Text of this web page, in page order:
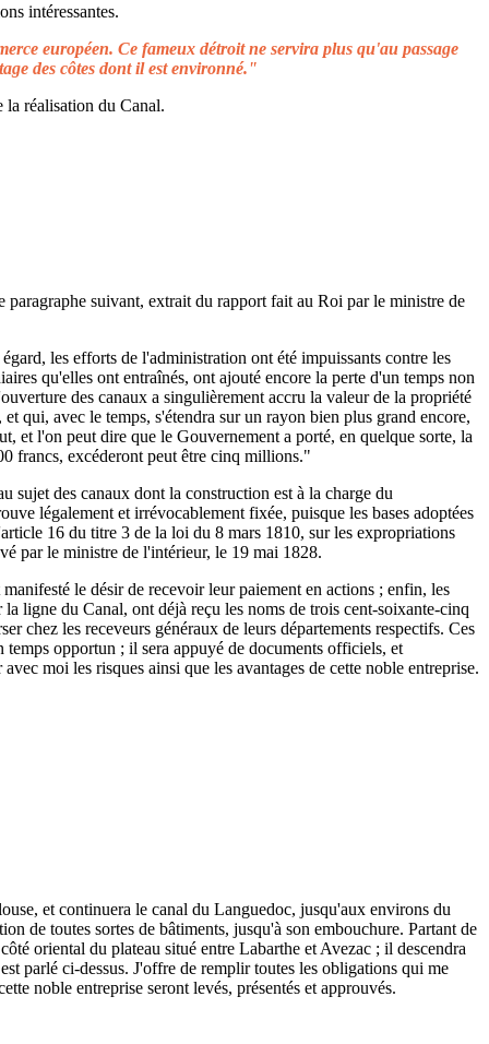
intéressantes.
européen. Ce fameux détroit ne servira plus qu'au passage
des côtes dont il est environné."
réalisation du Canal.
suivant, extrait du rapport fait au Roi par le ministre de
les efforts de l'administration ont été impuissants contre les
qu'elles ont entraînés, ont ajouté encore la perte d'un temps non
des canaux a singulièrement accru la valeur de la propriété
qui, avec le temps, s'étendra sur un rayon bien plus grand encore,
et l'on peut dire que le Gouvernement a porté, en quelque sorte, la
francs, excéderont peut être cinq millions."
sujet des canaux dont la construction est à la charge du
légalement et irrévocablement fixée, puisque les bases adoptées
16 du titre 3 de la loi du 8 mars 1810, sur les expropriations
par le ministre de l'intérieur, le 19 mai 1828.
le désir de recevoir leur paiement en actions ; enfin, les
ligne du Canal, ont déjà reçu les noms de trois cent-soixante-cinq
chez les receveurs généraux de leurs départements respectifs. Ces
temps opportun ; il sera appuyé de documents officiels, et
moi les risques ainsi que les avantages de cette noble entreprise.
et continuera le canal du Languedoc, jusqu'aux environs du
de toutes sortes de bâtiments, jusqu'à son embouchure. Partant de
oriental du plateau situé entre Labarthe et Avezac ; il descendra
parlé ci-dessus. J'offre de remplir toutes les obligations qui me
noble entreprise seront levés, présentés et approuvés.